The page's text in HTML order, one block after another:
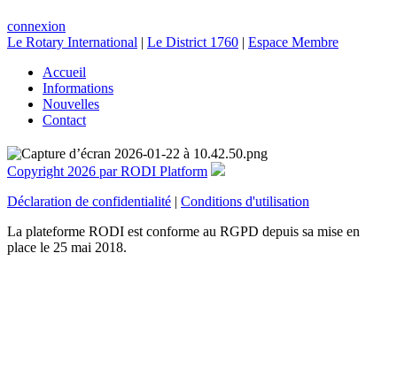
connexion
Le Rotary International | Le District 1760 | Espace Membre
Accueil
Informations
Nouvelles
Contact
Copyright 2026 par RODI Platform
Déclaration de confidentialité | Conditions d'utilisation
La plateforme RODI est conforme au RGPD depuis sa mise en
place le 25 mai 2018.